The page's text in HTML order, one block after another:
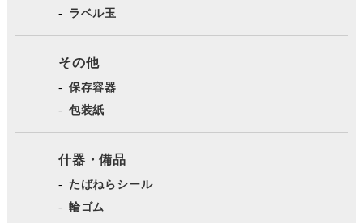
ラベル玉
その他
保存容器
包装紙
什器・備品
たばねらシール
輪ゴム